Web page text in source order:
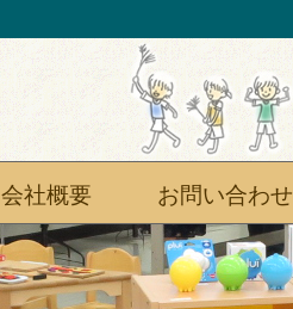
会社概要 お問い合わせ